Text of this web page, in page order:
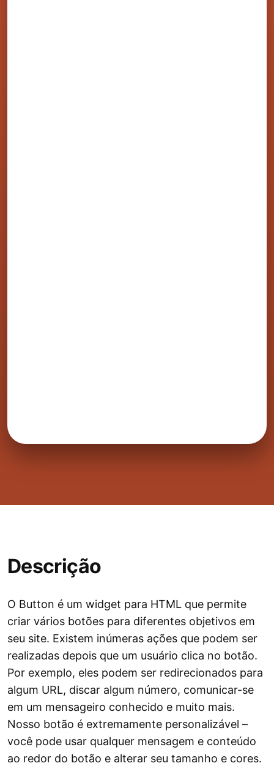
Descrição
O Button é um widget para HTML que permite
criar vários botões para diferentes objetivos em
seu site. Existem inúmeras ações que podem ser
realizadas depois que um usuário clica no botão.
Por exemplo, eles podem ser redirecionados para
algum URL, discar algum número, comunicar-se
em um mensageiro conhecido e muito mais.
Nosso botão é extremamente personalizável –
você pode usar qualquer mensagem e conteúdo
ao redor do botão e alterar seu tamanho e cores.